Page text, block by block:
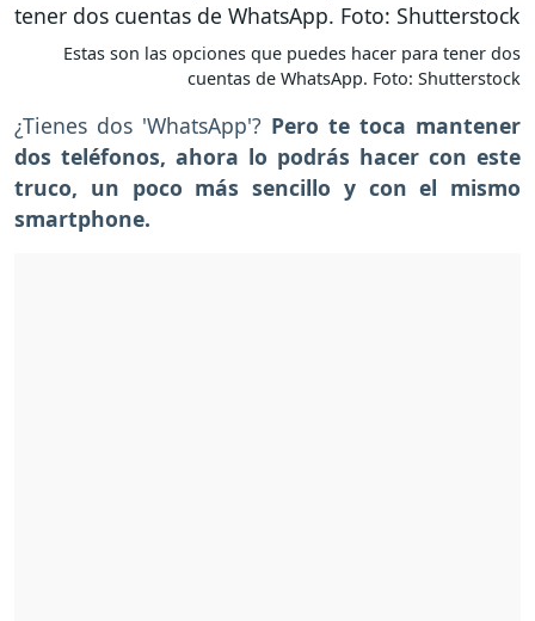
Estas son las opciones que puedes hacer para tener dos
cuentas de WhatsApp. Foto: Shutterstock
¿Tienes dos 'WhatsApp'? Pero te toca mantener
dos teléfonos, ahora lo podrás hacer con este
truco, un poco más sencillo y con el mismo
smartphone.